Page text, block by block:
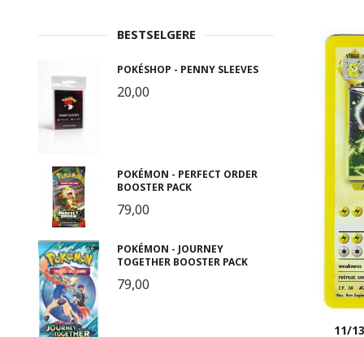
11/
BESTSELGERE
POKÉSHOP - PENNY SLEEVES
20,00
POKÉMON - PERFECT ORDER
BOOSTER PACK
79,00
POKÉMON - JOURNEY
TOGETHER BOOSTER PACK
79,00